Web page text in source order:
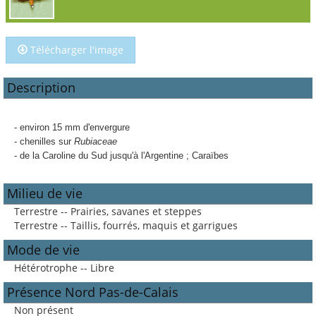
Télécharger l'image
Description
- environ 15 mm d'envergure
- chenilles sur Rubiaceae
- de la Caroline du Sud jusqu'à l'Argentine ; Caraïbes
Milieu de vie
Terrestre -- Prairies, savanes et steppes
Terrestre -- Taillis, fourrés, maquis et garrigues
Mode de vie
Hétérotrophe -- Libre
Présence Nord Pas-de-Calais
Non présent